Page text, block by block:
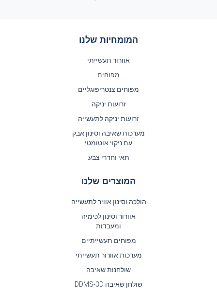
המומחיות שלנו
אוורור תעשייתי
מפוחים
מפוחים צנטריפוגליים
זרועות יניקה
זרועות יניקה לתעשייה
מערכות שאיבה וסינון אבק
עם ניקוי אוטומטי
תאי וחדרי צבע
המוצרים שלנו
הולכה וסינון אוויר לתעשייה
אוורור וסינון לכימיה
ומעבדות
מפוחים תעשייתיים
מערכות אוורור תעשייתי
שולחנות שאיבה
שולחן שאיבה DDMS-3D